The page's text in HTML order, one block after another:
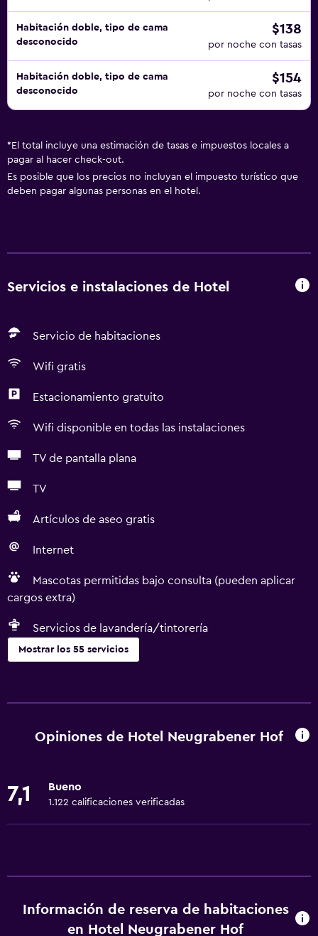
Habitación doble, tipo de cama
desconocido
$138
por noche con tasas
Habitación doble, tipo de cama
desconocido
$154
por noche con tasas
* El total incluye una estimación de tasas e impuestos locales a
pagar al hacer check-out.
Es posible que los precios no incluyan el impuesto turístico que
deben pagar algunas personas en el hotel.
Servicios e instalaciones de Hotel
Servicio de habitaciones
Wifi gratis
Estacionamiento gratuito
Wifi disponible en todas las instalaciones
TV de pantalla plana
TV
Artículos de aseo gratis
Internet
Mascotas permitidas bajo consulta (pueden aplicar
cargos extra)
Servicios de lavandería/tintorería
Mostrar los 55 servicios
Wifi gratis
Toallas
Adaptador
Gel de ducha
Opiniones de Hotel Neugrabener Hof
7,1 Bueno
1.122 calificaciones verificadas
Información de reserva de habitaciones
en Hotel Neugrabener Hof